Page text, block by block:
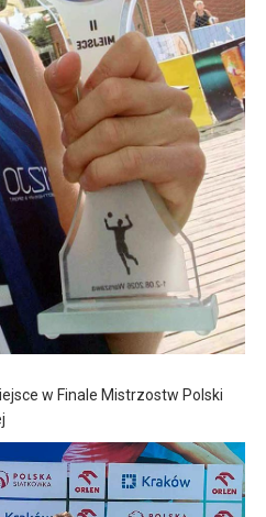
w Finale Mistrzostw Polski